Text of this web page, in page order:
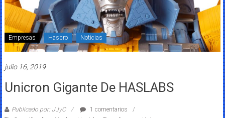
Empresas Hasbro Noticias
julio 16, 2019
Unicron Gigante De HASLABS
Publicado por: JJyC
1 comentarios